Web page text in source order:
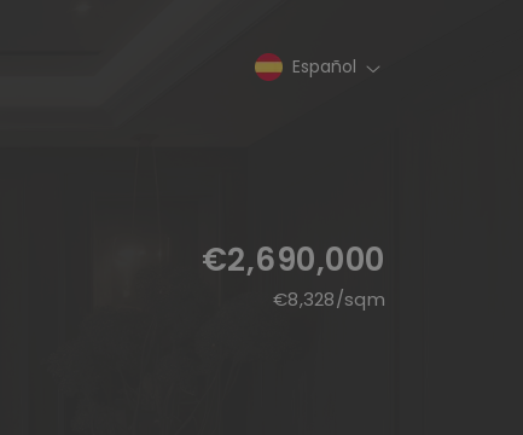
Español
€2,690,000
€8,328/sqm